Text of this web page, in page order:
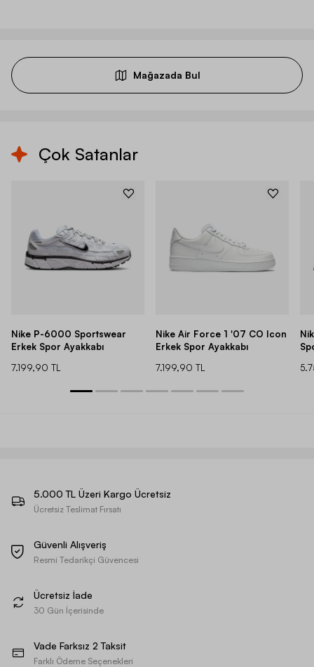
Mağazada Bul
Çok Satanlar
Nike P-6000 Sportswear
Erkek Spor Ayakkabı
7.199,90 TL
Nike Air Force 1 '07 CO Icon
Erkek Spor Ayakkabı
7.199,90 TL
5.000 TL Üzeri Kargo Ücretsiz
Ücretsiz Teslimat Fırsatı
Güvenli Alışveriş
Resmi Tedarikçi Güvencesi
Ücretsiz İade
30 Gün İçerisinde
Vade Farksız 2 Taksit
Farklı Ödeme Seçenekleri